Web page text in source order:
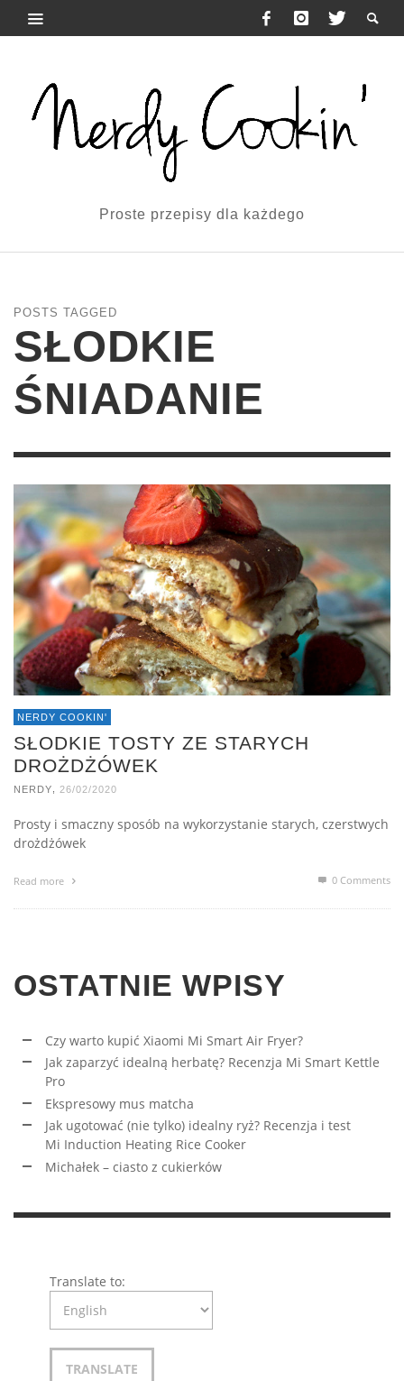
Proste przepisy dla każdego
POSTS TAGGED
SŁODKIE
ŚNIADANIE
NERDY COOKIN'
SŁODKIE TOSTY ZE STARYCH
DROŻDŻÓWEK
NERDY 26/02/2020
Prosty i smaczny sposób na wykorzystanie starych, czerstwych
drożdżówek
Read more 0 Comments
OSTATNIE WPISY
Czy warto kupić Xiaomi Mi Smart Air Fryer?
Jak zaparzyć idealną herbatę? Recenzja Mi Smart Kettle
Pro
Ekspresowy mus matcha
Jak ugotować (nie tylko) idealny ryż? Recenzja i test
Mi Induction Heating Rice Cooker
Michałek – ciasto z cukierków
Translate to: